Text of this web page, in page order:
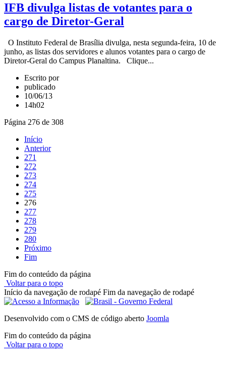
IFB divulga listas de votantes para o
cargo de Diretor-Geral
O Instituto Federal de Brasília divulga, nesta segunda-feira, 10 de
junho, as listas dos servidores e alunos votantes para o cargo de
Diretor-Geral do Campus Planaltina. Clique...
Escrito por
publicado
10/06/13
14h02
Página 276 de 308
Início
Anterior
271
272
273
274
275
276
277
278
279
280
Próximo
Fim
Fim do conteúdo da página
Voltar para o topo
Início da navegação de rodapé Fim da navegação de rodapé
Desenvolvido com o CMS de código aberto Joomla
Fim do conteúdo da página
Voltar para o topo